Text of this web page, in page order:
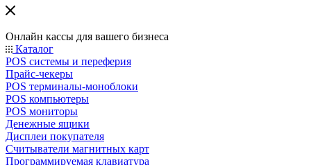
Онлайн кассы для вашего бизнеса
Каталог
POS системы и переферия
Прайс-чекеры
POS терминалы-моноблоки
POS компьютеры
POS мониторы
Денежные ящики
Дисплеи покупателя
Считыватели магнитных карт
Программируемая клавиатура